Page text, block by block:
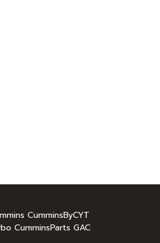
CumminsByCYT
CumminsParts GAC